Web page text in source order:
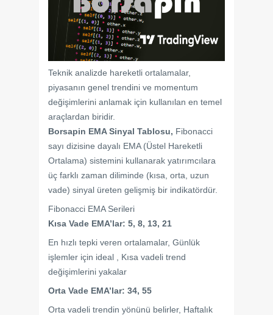
Teknik analizde hareketli ortalamalar,
piyasanın genel trendini ve momentum
değişimlerini anlamak için kullanılan en temel
araçlardan biridir.
Borsapin EMA Sinyal Tablosu, Fibonacci
sayı dizisine dayalı EMA (Üstel Hareketli
Ortalama) sistemini kullanarak yatırımcılara
üç farklı zaman diliminde (kısa, orta, uzun
vade) sinyal üreten gelişmiş bir indikatördür.
Fibonacci EMA Serileri
Kısa Vade EMA’lar: 5, 8, 13, 21
En hızlı tepki veren ortalamalar, Günlük
işlemler için ideal , Kısa vadeli trend
değişimlerini yakalar
Orta Vade EMA’lar: 34, 55
Orta vadeli trendin yönünü belirler, Haftalık